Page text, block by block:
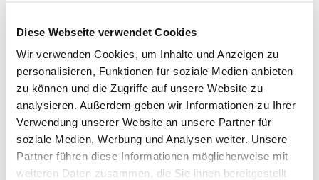
Diese Webseite verwendet Cookies
Wir verwenden Cookies, um Inhalte und Anzeigen zu
personalisieren, Funktionen für soziale Medien anbieten
zu können und die Zugriffe auf unsere Website zu
analysieren. Außerdem geben wir Informationen zu Ihrer
Verwendung unserer Website an unsere Partner für
soziale Medien, Werbung und Analysen weiter. Unsere
Partner führen diese Informationen möglicherweise mit
weiteren Daten zusammen, die Sie ihnen bereitgestellt
gegen Witterungseinflüsse, Chemikalien und UV-
- Roll-Up-Verschluss, der Wasserdichtigkeit garantiert
- Magnetschnallen
- Reflektierende Einsätze für bessere Sichtbarkeit
- Gurte mit Klettverschluss zur Befestigung des
überschüssigen Teils
- Starrer verstärkter Rücken mit Haken am bereits
enthaltenen Rahmen
- Gurte mit Schnellhaken